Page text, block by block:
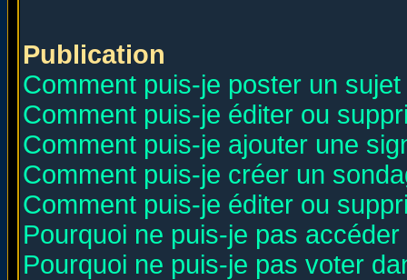
Publication
Comment puis-je poster un
Comment puis-je éditer ou
Comment puis-je ajouter une
Comment puis-je créer un
Comment puis-je éditer ou
Pourquoi ne puis-je pas
Pourquoi ne puis-je pas voter